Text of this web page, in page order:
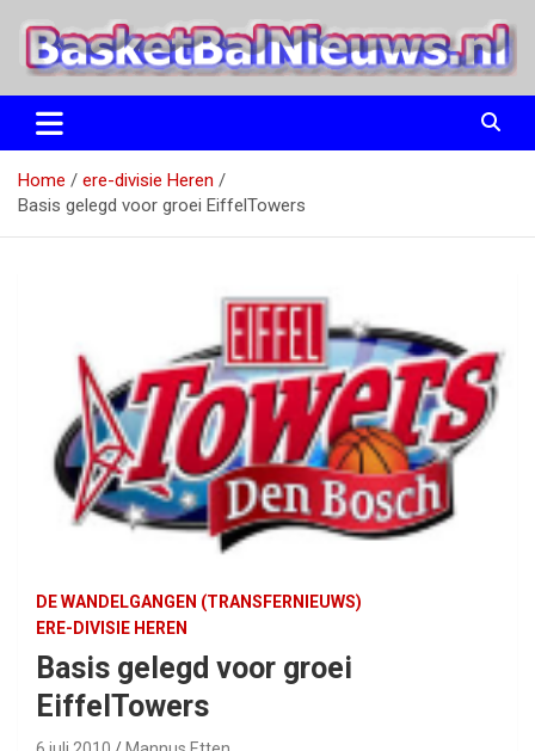
naar
BasketBalNieuws.nl
Etten
Home
ere-divisie Heren
Basis gelegd voor groei EiffelTowers
DE WANDELGANGEN (TRANSFERNIEUWS)
ERE-DIVISIE HEREN
Basis gelegd voor groei
EiffelTowers